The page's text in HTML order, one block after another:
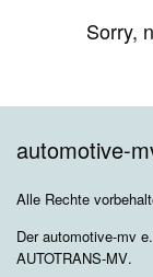
Sorry,
automotive-
Alle Rechte
Der automotive-mv
AUTOTRANS-MV.